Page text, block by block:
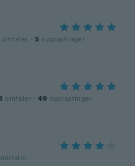
omtaler · 5 opplastinger
omtaler · 49 opplastinger
omtaler